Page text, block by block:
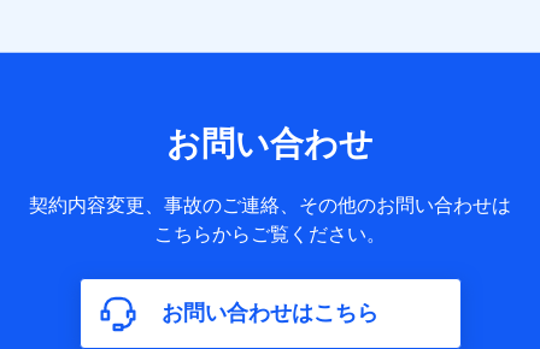
お問い合わせ
契約内容変更、事故のご連絡、その他のお問い合わせは
こちらからご覧ください。
お問い合わせはこちら